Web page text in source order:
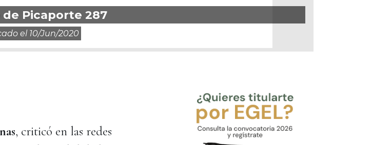
Picaporte 287
el 10/jun/2020
, criticó en las redes